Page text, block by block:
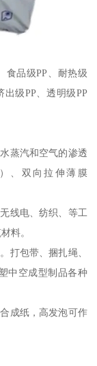
、食品级PP 、耐热级
出级PP 、透明级PP
蒸汽和空气的渗透
）、双向拉伸薄膜
线电、纺织、等工
料。
打包带、捆扎绳、
中空成型制品各种
成纸，高发泡可作